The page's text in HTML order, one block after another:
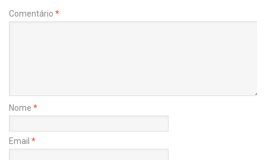
Comentário *
Nome *
Email *